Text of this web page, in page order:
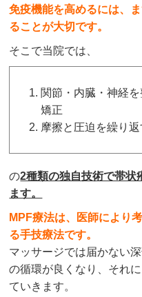
免疫機能を高めるには、
ることが大切です。
そこで当院では、
関節・内臓・神経
矯正
摩擦と圧迫を繰り
の2種類の独自技術で帯状
ます。
MPF療法は、医師により
る手技療法です。
マッサージでは届かない
の循環が良くなり、それ
ていきます。